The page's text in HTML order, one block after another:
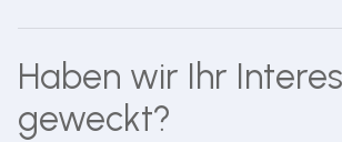
Haben wir Ihr
geweckt?